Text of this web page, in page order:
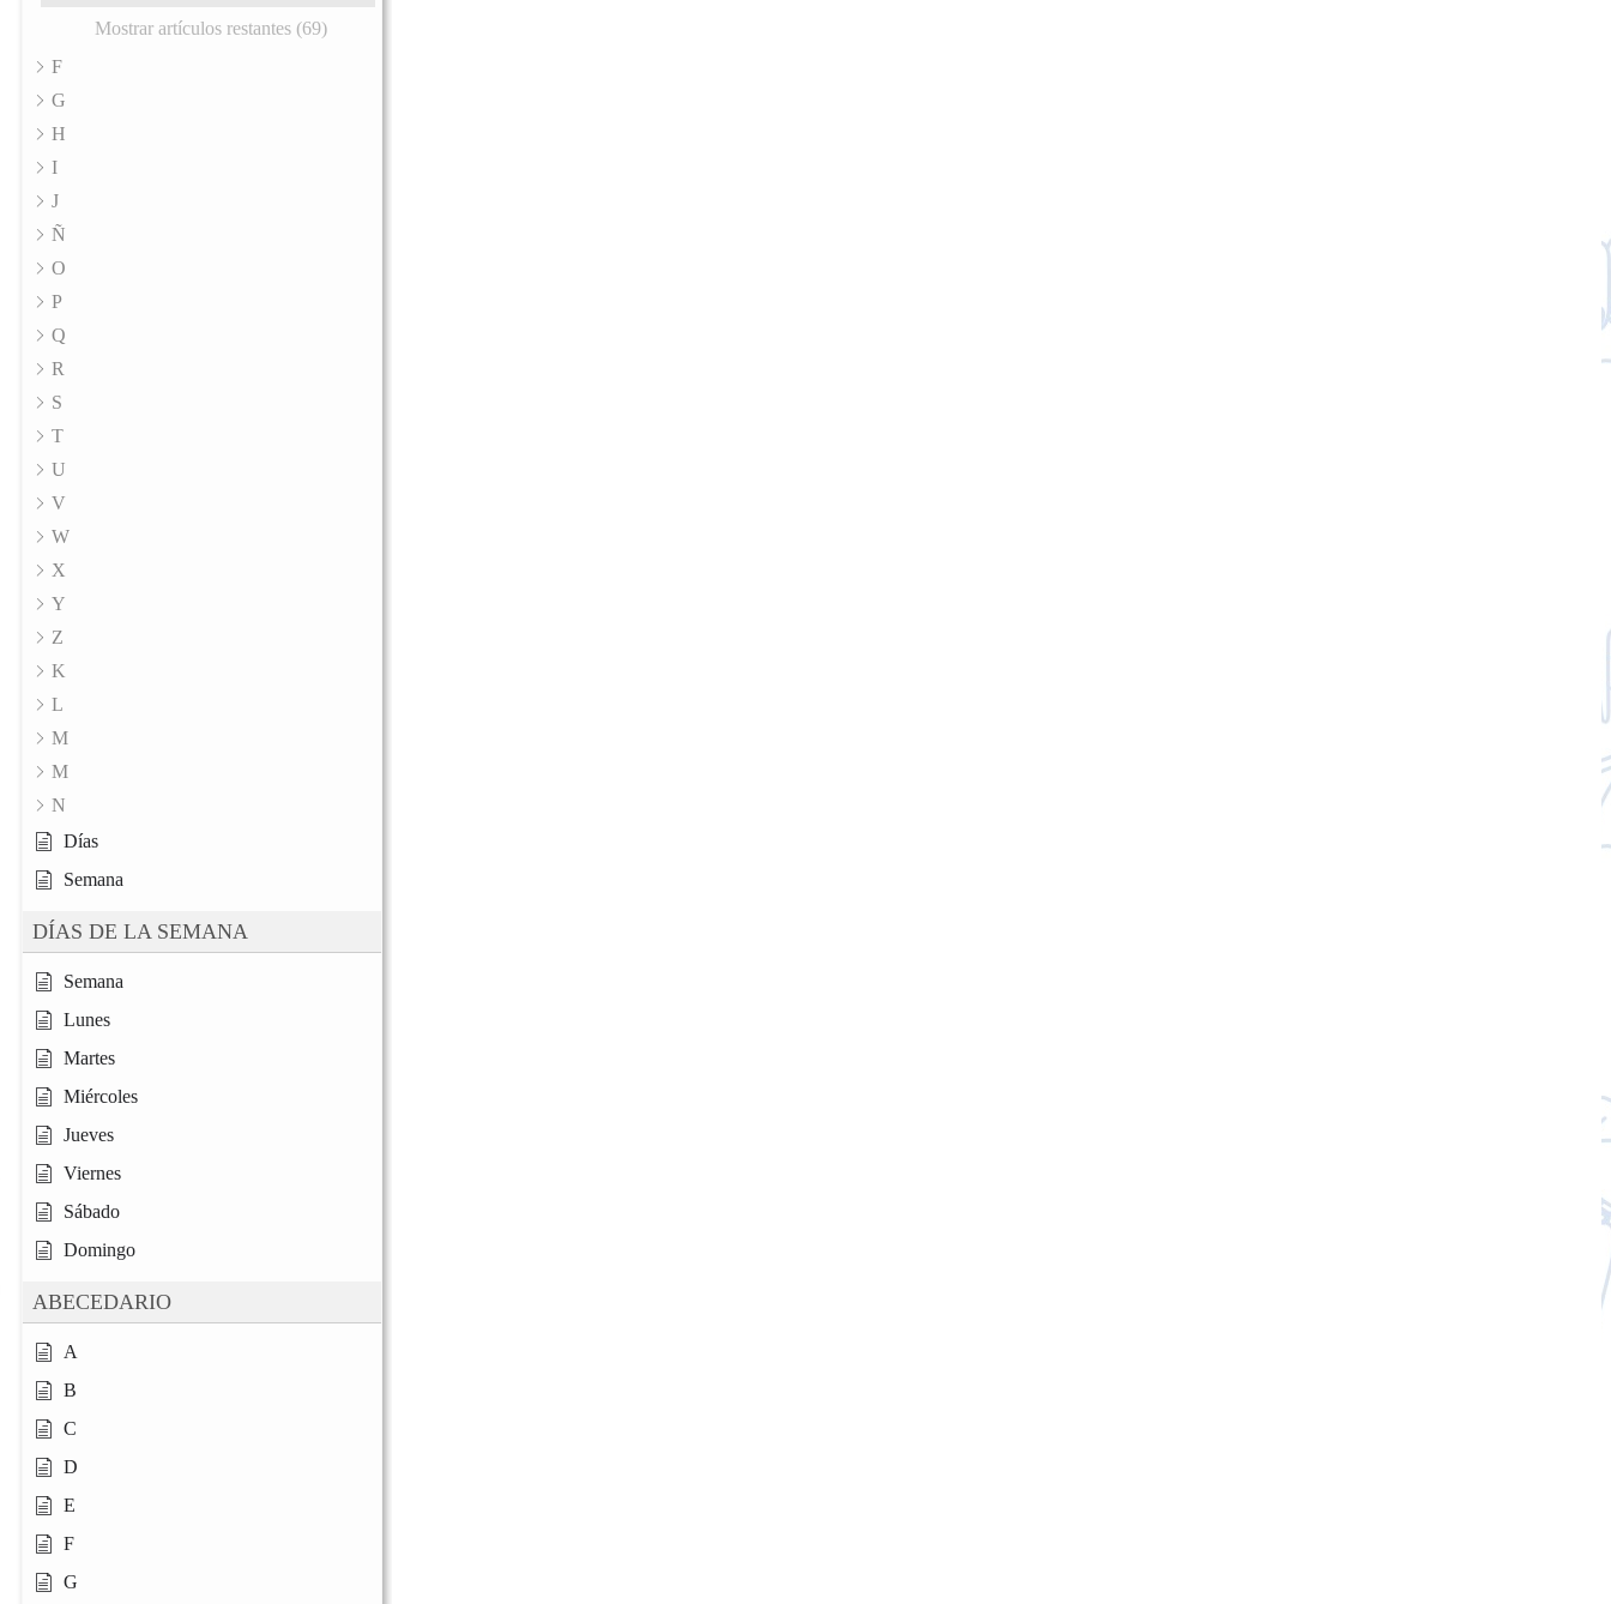
Mostrar artículos restantes (69)
F
G
H
I
J
Ñ
O
P
Q
R
S
T
U
V
W
X
Y
Z
K
L
M
M
N
Días
Semana
DÍAS DE LA SEMANA
Semana
Lunes
Martes
Miércoles
Jueves
Viernes
Sábado
Domingo
ABECEDARIO
A
B
C
D
E
F
G